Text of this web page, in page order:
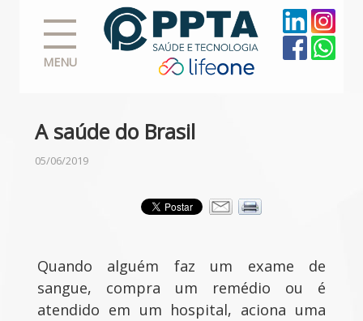
MENU
A saúde do Brasil
05/06/2019
Quando alguém faz um exame de
sangue, compra um remédio ou é
atendido em um hospital, aciona uma